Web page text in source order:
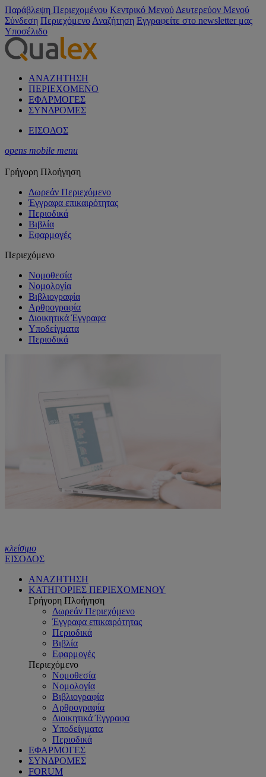
Παράβλεψη Περιεχομένου Κεντρικό Μενού Δευτερεύον Μενού
Σύνδεση Περιεχόμενο Αναζήτηση Εγγραφείτε στο newsletter μας
Υποσέλιδο
ΑΝΑΖΗΤΗΣΗ
ΠΕΡΙΕΧΟΜΕΝΟ
ΕΦΑΡΜΟΓΕΣ
ΣΥΝΔΡΟΜΕΣ
ΕΙΣΟΔΟΣ
opens mobile menu
Γρήγορη Πλοήγηση
Δωρεάν Περιεχόμενο
Έγγραφα επικαιρότητας
Περιοδικά
Βιβλία
Εφαρμογές
Περιεχόμενο
Νομοθεσία
Νομολογία
Βιβλιογραφία
Αρθρογραφία
Διοικητικά Έγγραφα
Υποδείγματα
Περιοδικά
κλείσιμο
ΕΙΣΟΔΟΣ
ΑΝΑΖΗΤΗΣΗ
ΚΑΤΗΓΟΡΙΕΣ ΠΕΡΙΕΧΟΜΕΝΟΥ
Γρήγορη Πλοήγηση
Δωρεάν Περιεχόμενο
Έγγραφα επικαιρότητας
Περιοδικά
Βιβλία
Εφαρμογές
Περιεχόμενο
Νομοθεσία
Νομολογία
Βιβλιογραφία
Αρθρογραφία
Διοικητικά Έγγραφα
Υποδείγματα
Περιοδικά
ΕΦΑΡΜΟΓΕΣ
ΣΥΝΔΡΟΜΕΣ
FORUM